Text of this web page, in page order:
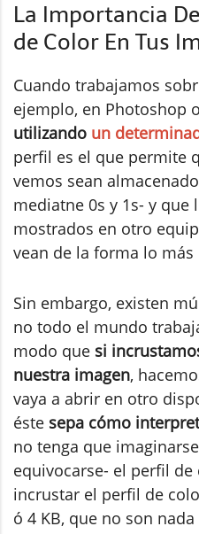
La Importancia
de Color En Tus
Cuando trabajamos
ejemplo, en Photoshop
utilizando un
perfil es el que permite
vemos sean
mediatne 0s y 1s- y que
mostrados en otro
vean de la forma lo
Sin embargo, existen
no todo el mundo
modo que si
nuestra imagen,
vaya a abrir en otro
éste sepa cómo
no tenga que
equivocarse- el perfil
incrustar el perfil de
ó 4 KB, que no son